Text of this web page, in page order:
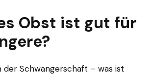
Obst ist gut für
der Schwangerschaft – was ist